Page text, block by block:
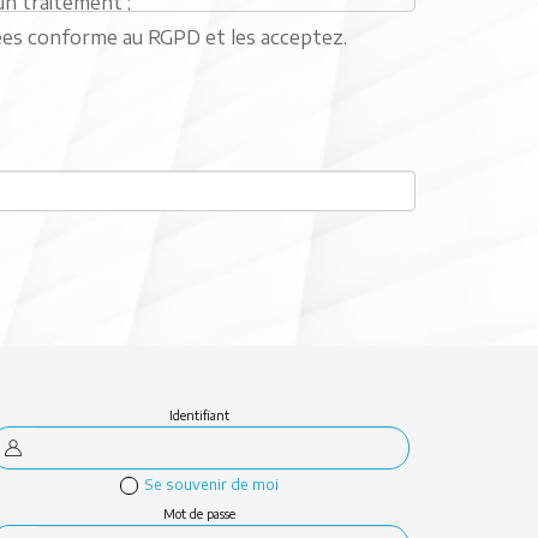
;
chaque email que nous vous envoyons,
veuillez-vous référer à
conformément à ces conditions.
conforme au RGPD et les acceptez.
Identifiant
Se souvenir de moi
Mot de passe